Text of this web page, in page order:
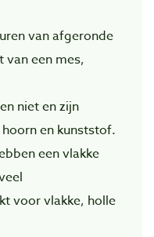
van afgeronde
een mes,
niet en zijn
en kunststof.
een vlakke
voor vlakke, holle